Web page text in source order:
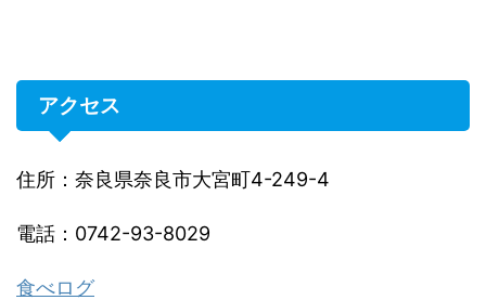
アクセス
住所：奈良県奈良市大宮町4-249-4
電話：0742-93-8029
食べログ